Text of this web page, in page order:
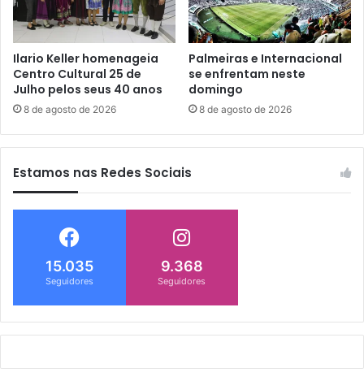
Ilario Keller homenageia
Centro Cultural 25 de
Julho pelos seus 40 anos
8 de agosto de 2026
Palmeiras e Internacional
se enfrentam neste
domingo
8 de agosto de 2026
Estamos nas Redes Sociais
15.035
Seguidores
9.368
Seguidores